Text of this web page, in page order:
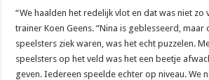
“We haalden het redelijk vlot en dat was niet zo
trainer Koen Geens. “Nina is geblesseerd, maar
speelsters ziek waren, was het echt puzzelen.
speelsters op het veld was het een beetje
geven. Iedereen speelde echter op niveau. We